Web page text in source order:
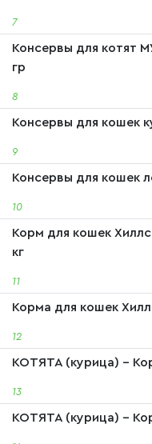
7
8
Консервы для котят
гр
9
Консервы для кошек
10
Консервы для кошек
11
Корм для кошек
кг
12
Корма для кошек
13
КОТЯТА (курица) -
КОТЯТА (курица) -